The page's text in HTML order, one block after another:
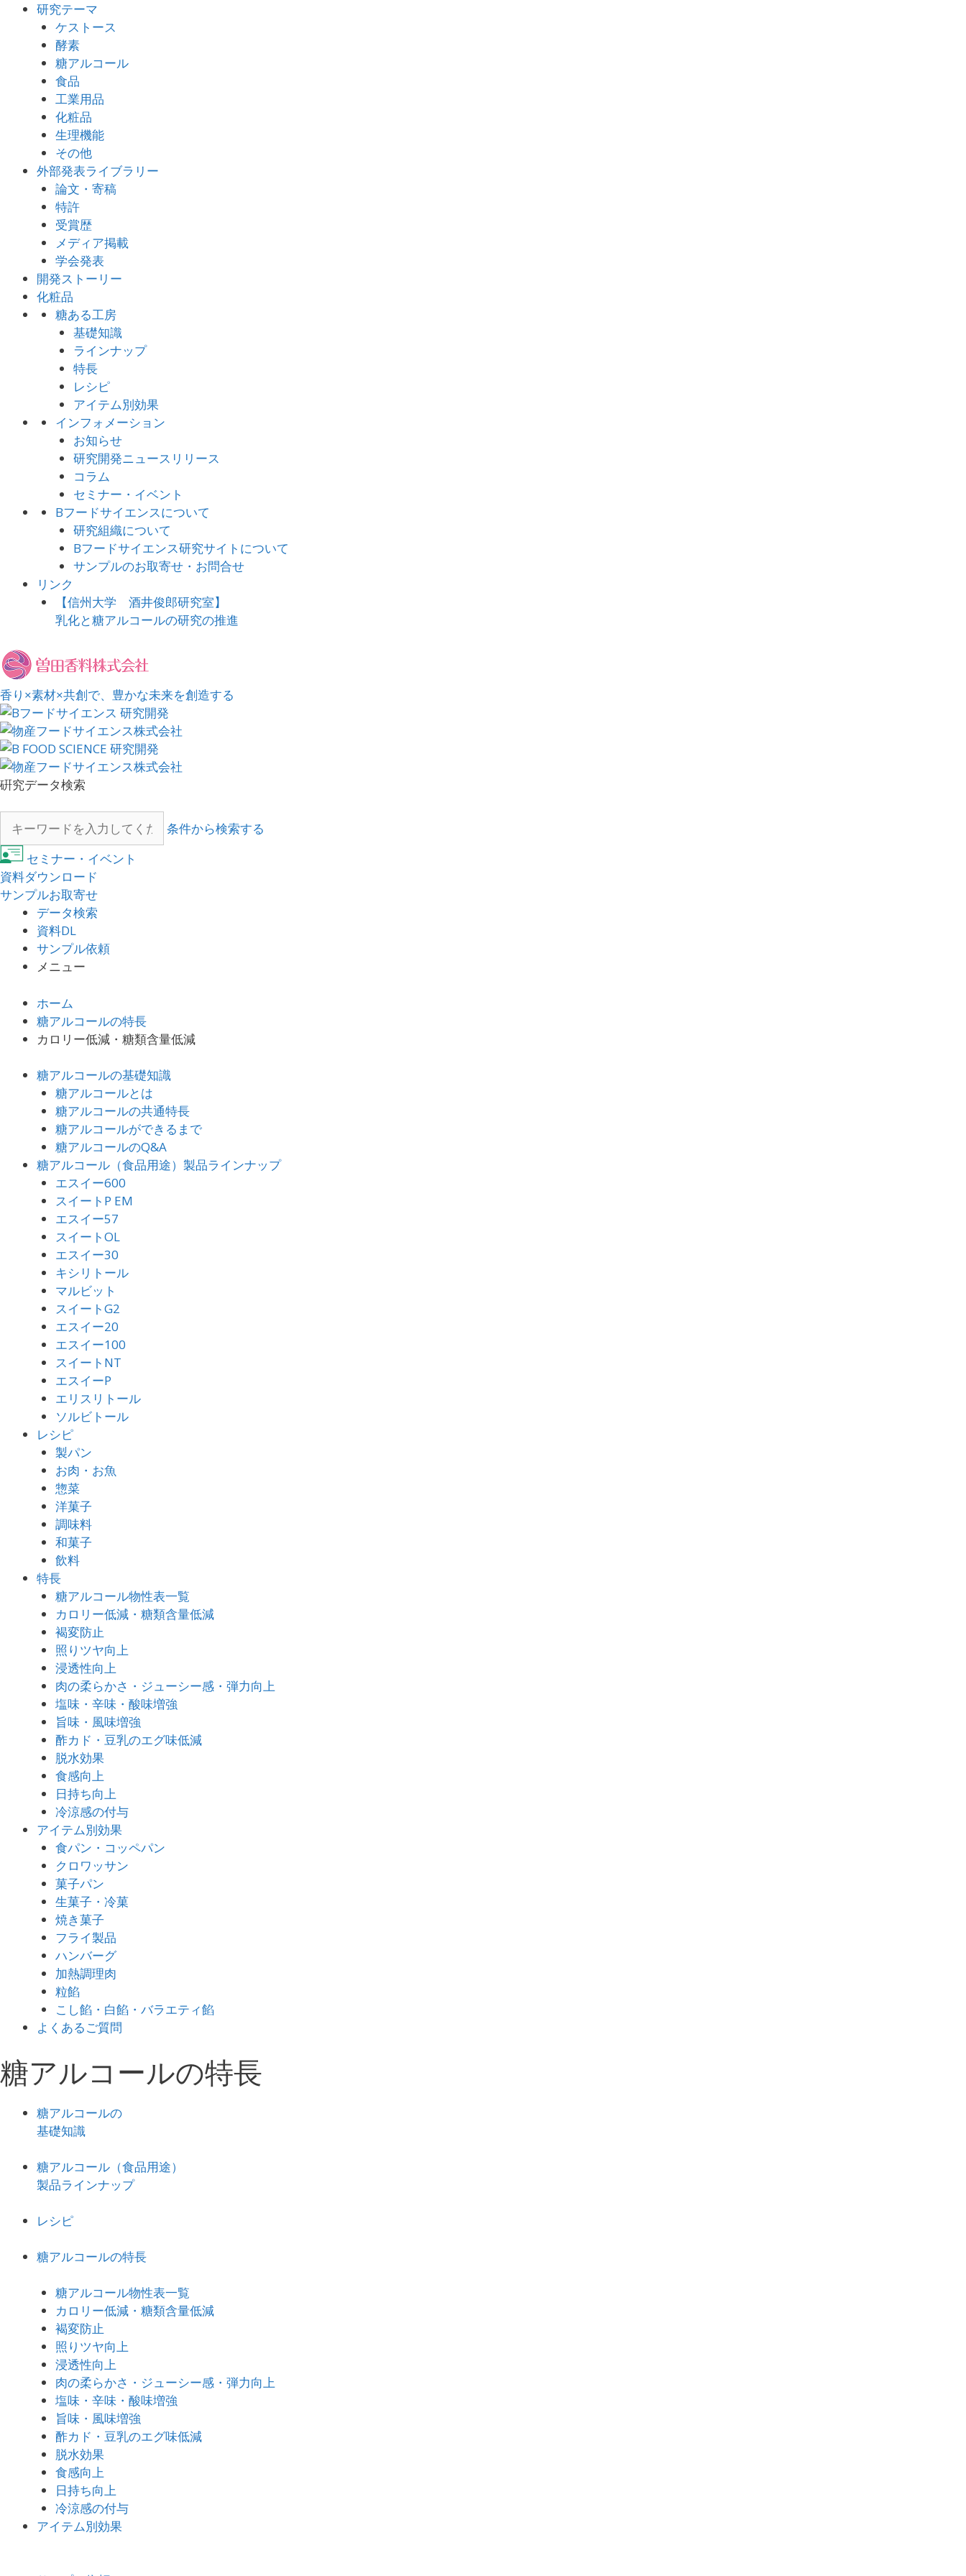
研究テーマ
ケストース
酵素
糖アルコール
食品
工業用品
化粧品
生理機能
その他
外部発表ライブラリー
論文・寄稿
特許
受賞歴
メディア掲載
学会発表
開発ストーリー
化粧品
糖ある工房
基礎知識
ラインナップ
特長
レシピ
アイテム別効果
インフォメーション
お知らせ
研究開発ニュースリリース
コラム
セミナー・イベント
Bフードサイエンスについて
研究組織について
Bフードサイエンス研究サイトについて
サンプルのお取寄せ・お問合せ
リンク
【信州大学 酒井俊郎研究室】
乳化と糖アルコールの研究の推進
香り×素材×共創で、豊かな未来を創造する
硏究データ検索
条件から検索する
セミナー・イベント
資料ダウンロード
サンプルお取寄せ
データ検索
資料DL
サンプル依頼
メニュー
ホーム
糖アルコールの特長
カロリー低減・糖類含量低減
糖アルコールの基礎知識
糖アルコールとは
糖アルコールの共通特長
糖アルコールができるまで
糖アルコールのQ&A
糖アルコール（食品用途）製品ラインナップ
エスイー600
スイートP EM
エスイー57
スイートOL
エスイー30
キシリトール
マルビット
スイートG2
エスイー20
エスイー100
スイートNT
エスイーP
エリスリトール
ソルビトール
レシピ
製パン
お肉・お魚
惣菜
洋菓子
調味料
和菓子
飲料
特長
糖アルコール物性表一覧
カロリー低減・糖類含量低減
褐変防止
照りツヤ向上
浸透性向上
肉の柔らかさ・ジューシー感・弾力向上
塩味・辛味・酸味増強
旨味・風味増強
酢カド・豆乳のエグ味低減
脱水効果
食感向上
日持ち向上
冷涼感の付与
アイテム別効果
食パン・コッペパン
クロワッサン
菓子パン
生菓子・冷菓
焼き菓子
フライ製品
ハンバーグ
加熱調理肉
粒餡
こし餡・白餡・バラエティ餡
よくあるご質問
糖アルコールの特長
糖アルコールの
基礎知識
糖アルコール（食品用途）
製品ラインナップ
レシピ
糖アルコールの特長
糖アルコール物性表一覧
カロリー低減・糖類含量低減
褐変防止
照りツヤ向上
浸透性向上
肉の柔らかさ・ジューシー感・弾力向上
塩味・辛味・酸味増強
旨味・風味増強
酢カド・豆乳のエグ味低減
脱水効果
食感向上
日持ち向上
冷涼感の付与
アイテム別効果